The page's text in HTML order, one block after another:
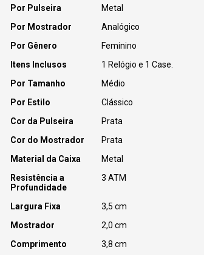
Por Pulseira
Metal
Por Mostrador
Analógico
Por Gênero
Feminino
Itens Inclusos
1 Relógio e 1 Case.
Por Tamanho
Médio
Por Estilo
Clássico
Cor da Pulseira
Prata
Cor do Mostrador
Prata
Material da Caixa
Metal
Resistência a
Profundidade
3 ATM
Largura Fixa
3,5 cm
Mostrador
2,0 cm
Comprimento
3,8 cm